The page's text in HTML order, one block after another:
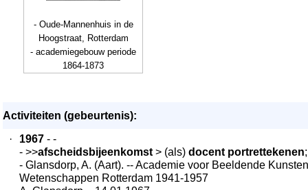
- Oude-Mannenhuis in de
Hoogstraat, Rotterdam
- academiegebouw periode
1864-1873
Activiteiten (gebeurtenis):
·
1967 - -
- >>afscheidsbijeenkomst > (als) docent portrettekenen
- Glansdorp, A. (Aart). -- Academie voor Beeldende
Wetenschappen Rotterdam 1941-1957